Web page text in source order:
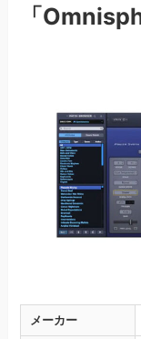
「
メーカー